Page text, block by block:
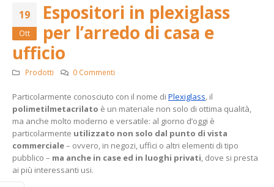
19
Ott
Espositori in plexiglass
per l’arredo di casa e
ufficio
Prodotti 0 Commenti
Particolarmente conosciuto con il nome di Plexiglass, il
polimetilmetacrilato è un materiale non solo di ottima qualità,
ma anche molto moderno e versatile: al giorno d’oggi è
particolarmente utilizzato non solo dal punto di vista
commerciale– ovvero, in negozi, uffici o altri elementi di tipo
pubblico – ma anche in case ed in luoghi privati, dove si presta
ai più interessanti usi.